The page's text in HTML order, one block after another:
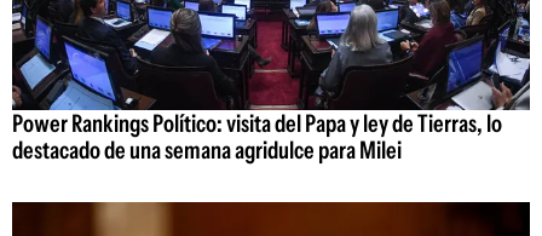
Power Rankings Político: visita del Papa y ley de Tierras, lo
destacado de una semana agridulce para Milei